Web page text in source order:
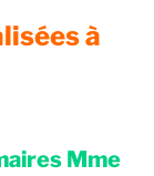
à
Mme